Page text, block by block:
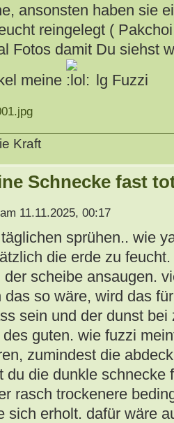
ansonsten haben sie
reingelegt (
Fotos damit Du siehst
meine
lg Fuzzi
Kraft
Schnecke fast
11.11.2025, 00:17
sprühen.. wie
die erde zu
scheibe ansaugen.
das so wäre, wird das
sein und der dunst
guten. wie fuzzi
zumindest die
du die dunkle schnecke
rasch trockenere
sich erholt. dafür wäre